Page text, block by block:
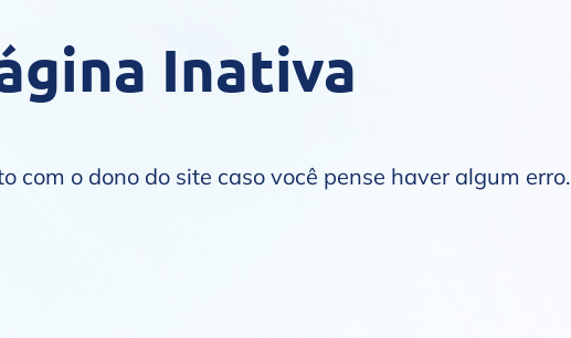
Inativa
com o dono do site caso você pense haver algum erro.